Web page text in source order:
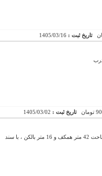
تاریخ ثبت : 1405/03/16
تاریخ ثبت : 1405/03/02
پیش فروش یک باب مغازه در پروژه B5 شهرک خاوران در ورودی پاساژ بصورت دونبش با مساحت 42 متر همکف و 16 متر بالکن ، با سند